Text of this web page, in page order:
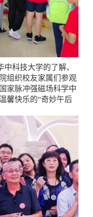
科技大学的了解、
组织校友家属们参观
家脉冲强磁场科学中
馨快乐的“奇妙午后